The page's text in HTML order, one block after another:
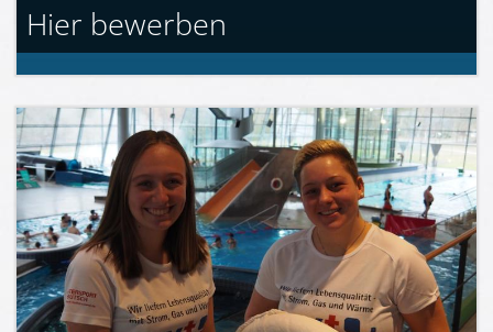
Hier bewerben